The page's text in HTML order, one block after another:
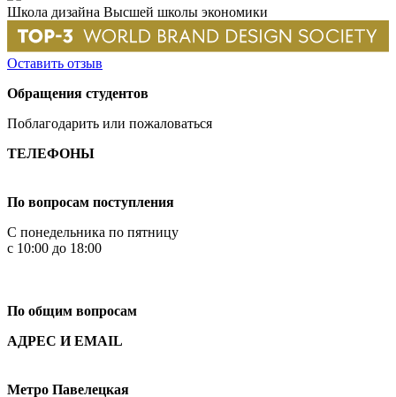
Школа дизайна Высшей школы экономики
Оставить отзыв
Обращения студентов
Поблагодарить или пожаловаться
ТЕЛЕФОНЫ
По вопросам поступления
С понедельника по пятницу
с 10:00 до 18:00
По общим вопросам
АДРЕС И EMAIL
Метро Павелецкая